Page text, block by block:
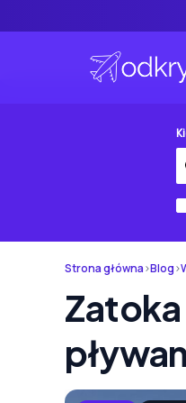
Strona główna›Blog›
Zatoka